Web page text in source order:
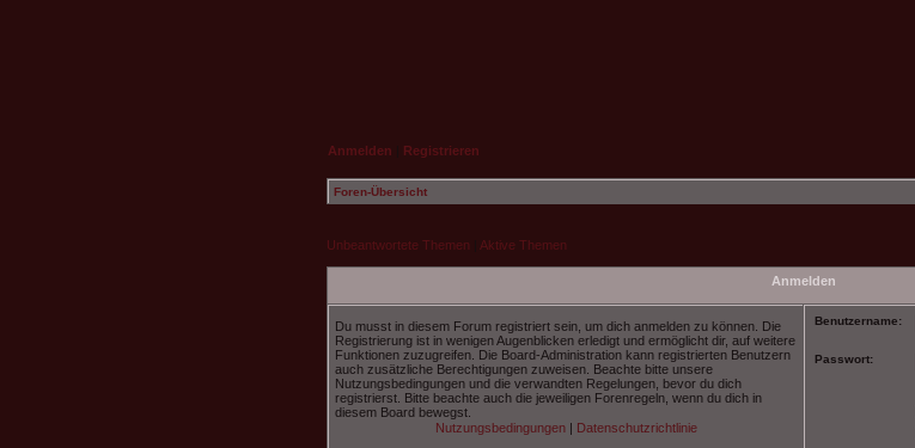
Anmelden Registrieren
Foren-Übersicht
Unbeantwortete Themen Aktive Themen
Anmelden
Du musst in diesem Forum registriert sein, um dich anmelden zu können. Die
Registrierung ist in wenigen Augenblicken erledigt und ermöglicht dir, auf weitere
Funktionen zuzugreifen. Die Board-Administration kann registrierten Benutzern
auch zusätzliche Berechtigungen zuweisen. Beachte bitte unsere
Nutzungsbedingungen und die verwandten Regelungen, bevor du dich
registrierst. Bitte beachte auch die jeweiligen Forenregeln, wenn du dich in
diesem Board bewegst.
Nutzungsbedingungen| Datenschutzrichtlinie
Benutzername:
Passwort: